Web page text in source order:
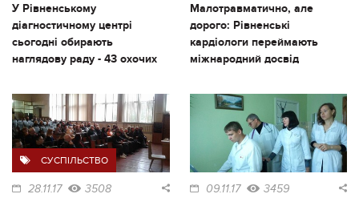
У Рівненському
діагностичному центрі
сьогодні обирають
наглядову раду - 43 охочих
Малотравматично, але
дорого: Рівненські
кардіологи переймають
міжнародний досвід
СУСПІЛЬСТВО
28.11.17 3508 09.11.17 3459